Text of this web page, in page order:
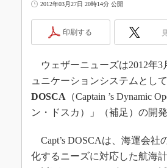
2012年03月27日 20時14分 公開
印刷する
ウェザーニューズは2012年3
ュニケーションシステムとし
DOSCA （Captain ’s Dynamic
ン・ドスカ）」（補足）の開
Capt’s DOSCAは、海運会社
化するニーズに対応した航海